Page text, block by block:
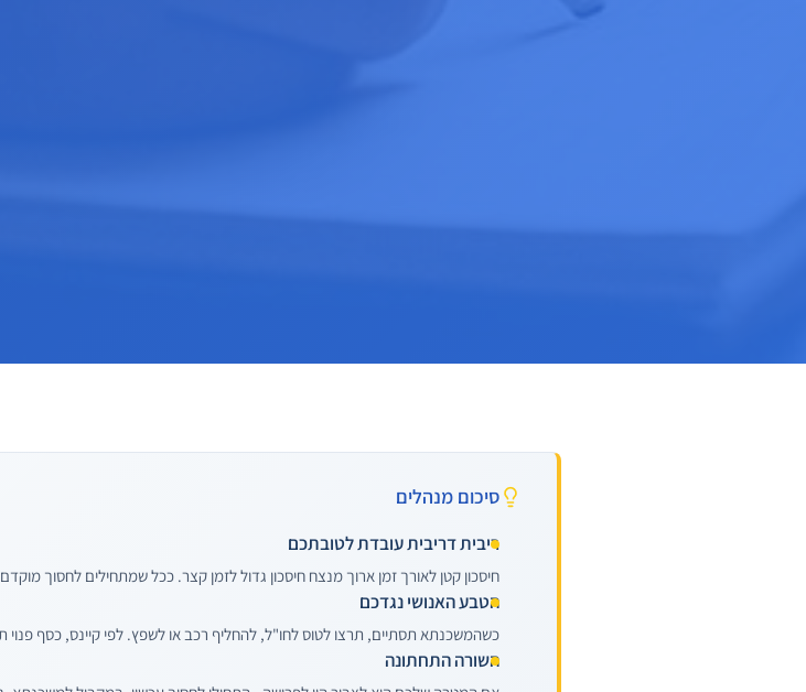
סיכום מנהלים
ריבית דריבית עובדת לטובתכם
חיסכון קטן לאורך זמן ארוך מנצח חיסכון גדול לזמן קצר. ככל שמתחילים לחסוך
הטבע האנושי נגדכם
כשהמשכנתא תסתיים, תרצו לטוס לחו"ל, להחליף רכב או לשפץ. לפי קיינס, כסף פנוי
השורה התחתונה